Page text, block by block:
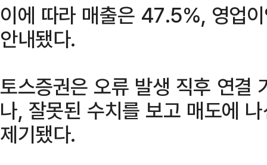
이에 따라 매출은 47.5%, 영업
안내됐다.
토스증권은 오류 발생 직후 연결
나, 잘못된 수치를 보고 매도에
제기됐다.